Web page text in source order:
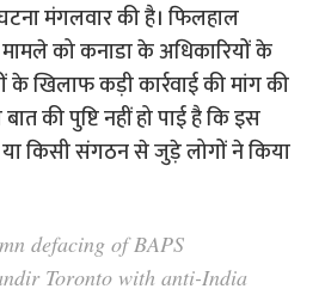
मंगलवार की है। फिलहाल
को कनाडा के अधिकारियों के
के खिलाफ कड़ी कार्रवाई की मांग की
की पुष्टि नहीं हो पाई है कि इस
किसी संगठन से जुड़े लोगों ने किया
defacing of BAPS
Toronto with anti-India